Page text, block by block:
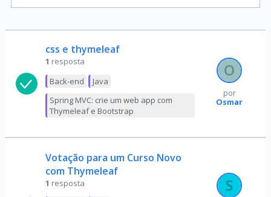
css e thymeleaf
1 resposta
Back-end
Java
Spring MVC: crie um web app com
Thymeleaf e Bootstrap
por
Osmar
Votação para um Curso Novo
com Thymeleaf
1 resposta